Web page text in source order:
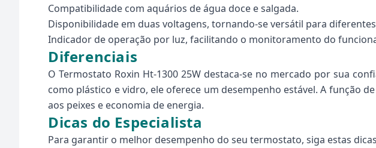
Compatibilidade com aquários de água doce e salgada.
Disponibilidade em duas voltagens, tornando-se versátil para
Indicador de operação por luz, facilitando o monitoramento do
Diferenciais
O Termostato Roxin Ht-1300 25W destaca-se no mercado por sua
como plástico e vidro, ele oferece um desempenho estável. A função
aos peixes e economia de energia.
Dicas do Especialista
Para garantir o melhor desempenho do seu termostato, siga estas